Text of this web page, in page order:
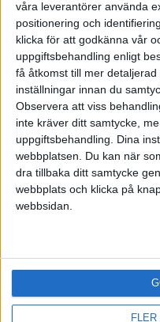
våra leverantörer använda
positionering och
klicka för att godkänna vår
uppgiftsbehandling enligt
få åtkomst till mer
inställningar innan du
Observera att viss
inte kräver ditt samtycke,
uppgiftsbehandling. Dina
webbplatsen. Du kan när
dra tillbaka ditt samtycke
webbplats och klicka på
webbsidan.